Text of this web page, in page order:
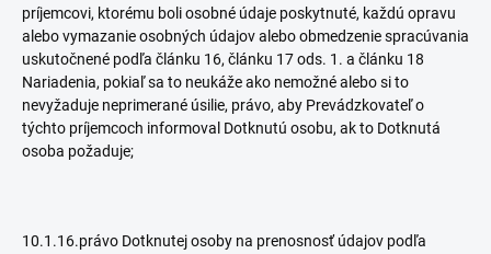
príjemcovi, ktorému boli osobné údaje poskytnuté, každú opravu
alebo vymazanie osobných údajov alebo obmedzenie spracúvania
uskutočnené podľa článku 16, článku 17 ods. 1. a článku 18
Nariadenia, pokiaľ sa to neukáže ako nemožné alebo si to
nevyžaduje neprimerané úsilie, právo, aby Prevádzkovateľ o
týchto príjemcoch informoval Dotknutú osobu, ak to Dotknutá
osoba požaduje;
10.1.16.právo Dotknutej osoby na prenosnosť údajov podľa